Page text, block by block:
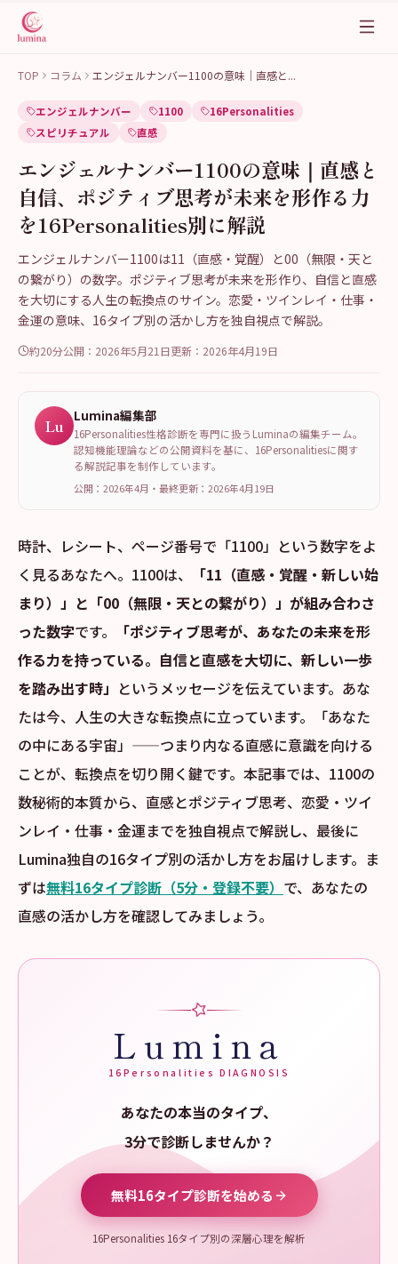
TOP コラム エンジェルナンバー1100の意味｜直感と...
エンジェルナンバー 1100
16Personalities
スピリチュアル
直感
エンジェルナンバー1100の意味｜直感と
自信、ポジティブ思考が未来を形作る力
を16Personalities別に解説
エンジェルナンバー1100は11（直感・覚醒）と00（無限・天と
の繋がり）の数字。ポジティブ思考が未来を形作り、自信と直感
を大切にする人生の転換点のサイン。恋愛・ツインレイ・仕事・
金運の意味、16タイプ別の活かし方を独自視点で解説。
約20分公開： 2026年5月21日更新： 2026年4月19日
Lu Lumina編集部
16Personalities性格診断を専門に扱うLuminaの編集チーム。
認知機能理論などの公開資料を基に、16Personalitiesに関す
る解説記事を制作しています。
公開：2026年4月 ・ 最終更新： 2026年4月19日
時計、レシート、ページ番号で「1100」という数字をよ
く見るあなたへ。1100は、
「11（直感・覚醒・新しい始
まり）」と「00（無限・天との繋がり）」が組み合わさ
った数字です。
「ポジティブ思考が、あなたの未来を形
作る力を持っている。自信と直感を大切に、新しい一歩
を踏み出す時」 というメッセージを伝えています。あな
たは今、人生の大きな転換点に立っています。「あなた
の中にある宇宙」——つまり内なる直感に意識を向ける
ことが、転換点を切り開く鍵です。本記事では、1100の
数秘術的本質から、直感とポジティブ思考、恋愛・ツイ
ンレイ・仕事・金運までを独自視点で解説し、最後に
Lumina独自の16タイプ別の活かし方をお届けします。ま
ずは無料16タイプ診断（5分・登録不要） で、あなたの
直感の活かし方を確認してみましょう。
Lumina
16Personalities DIAGNOSIS
あなたの本当のタイプ、
3分で診断しませんか？
無料16タイプ診断を始める
16Personalities 16タイプ別の深層心理を解析